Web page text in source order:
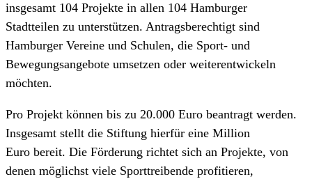
insgesamt 104 Projekte in allen 104 Hamburger
Stadtteilen zu unterstützen. Antragsberechtigt sind
Hamburger Vereine und Schulen, die Sport- und
Bewegungsangebote umsetzen oder weiterentwickeln
möchten.
Pro Projekt können bis zu 20.000 Euro beantragt werden.
Insgesamt stellt die Stiftung hierfür eine Million
Euro bereit. Die Förderung richtet sich an Projekte, von
denen möglichst viele Sporttreibende profitieren,